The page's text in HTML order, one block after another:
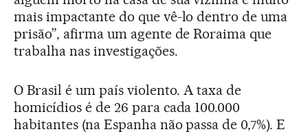
mais impactante do que vê-lo dentro de uma
prisão”, afirma um agente de Roraima que
trabalha nas investigações.
O Brasil é um país violento. A taxa de
homicídios é de 26 para cada 100.000
habitantes (na Espanha não passa de 0,7%). E